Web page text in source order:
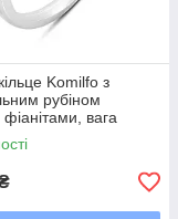
Komilfo з
рубіном
вага
г (2205067) 17